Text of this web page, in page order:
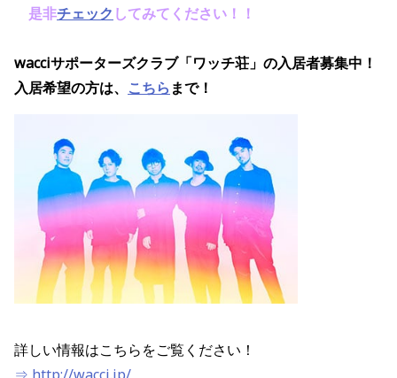
是非チェック してみて ください！！
wacciサポーターズクラブ「ワッチ荘」の入居者募集中 ！
入居希望の方は、 こちら まで！
詳しい情報はこちらをご覧ください！